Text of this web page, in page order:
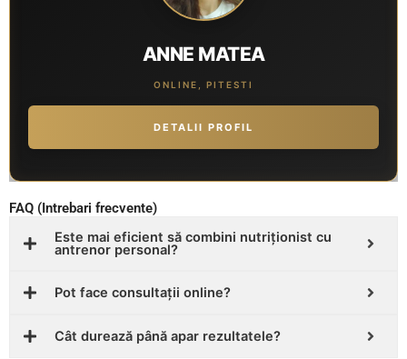
ANNE MATEA
ONLINE, PITESTI
DETALII PROFIL
FAQ (Intrebari frecvente)
Este mai eficient să combini nutriționist cu
antrenor personal?
Pot face consultații online?
Cât durează până apar rezultatele?